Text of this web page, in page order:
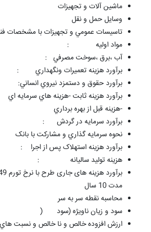
ماشين آلات و تجهيزات
وسايل حمل و نقل
تاسيسات عمومي و تجهيزات با
مواد اوليه :
آب ،برق ،سوخت مصرفي :
برآورد هزينه تعميرات ونگهداري :
برآورد حقوق و دستمزد نيروي انساني:
برآورد هزينه ثابت -هزينه هاي سرمايه اي
-هزينه قبل از بهره برداري
برآورد سرمايه در گردش :
نحوه سرمايه گذاري و مشارکت با بانک
برآورد هزينه استهلاک پس از اجرا :
هزينه توليد ساليانه :
مدت 10 سال
محاسبه نقطه سر به سر
سود و زيان ناويژه (سود )
ارزش افزوده خالص و نا خالص و نسبت